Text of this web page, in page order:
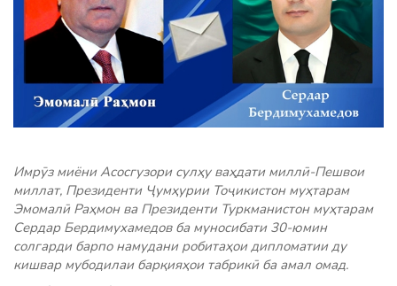
Имрӯз миёни Асосгузори сулҳу ваҳдати миллӣ-Пешвои
миллат, Президенти Ҷумҳурии Тоҷикистон муҳтарам
Эмомалӣ Раҳмон ва Президенти Туркманистон муҳтарам
Сердар Бердимухамедов ба муносибати 30-юмин
солгарди барпо намудани робитаҳои дипломатии ду
кишвар мубодилаи барқияҳои табрикӣ ба амал омад.